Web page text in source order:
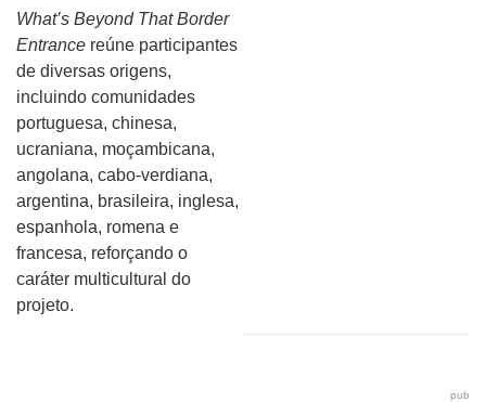
What’s Beyond That Border
Entrance reúne participantes
de diversas origens,
incluindo comunidades
portuguesa, chinesa,
ucraniana, moçambicana,
angolana, cabo-verdiana,
argentina, brasileira, inglesa,
espanhola, romena e
francesa, reforçando o
caráter multicultural do
projeto.
pub